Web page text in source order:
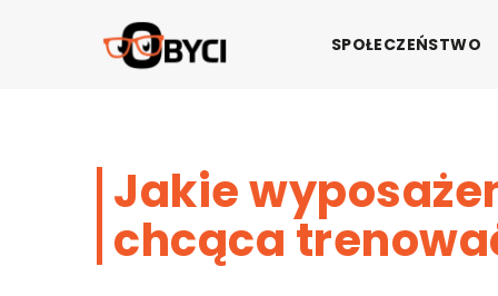
SPOŁECZEŃSTWO
Jakie
chcąca